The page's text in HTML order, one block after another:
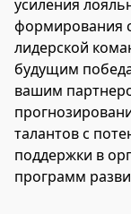
усиления
формирования
лидерской
будущим
вашим
талантов с
поддержки в
программ